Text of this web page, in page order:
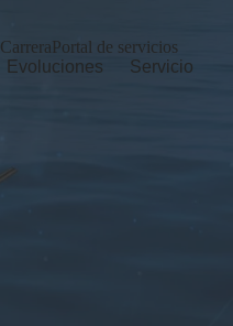
Evoluciones Servicio
CarreraPortal de servicios